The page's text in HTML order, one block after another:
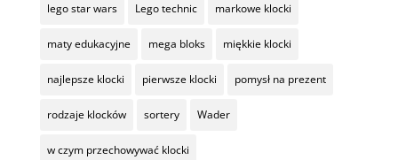
lego star wars Lego technic markowe klocki
maty edukacyjne mega bloks miękkie klocki
najlepsze klocki pierwsze klocki pomysł na prezent
rodzaje klocków sortery Wader
w czym przechowywać klocki